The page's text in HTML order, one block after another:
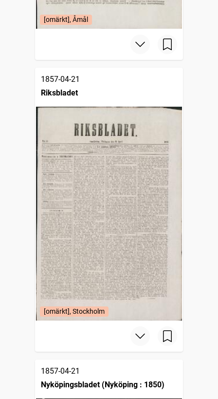
[omärkt], Åmål
1857-04-21
Riksbladet
[omärkt], Stockholm
1857-04-21
Nyköpingsbladet (Nyköping : 1850)